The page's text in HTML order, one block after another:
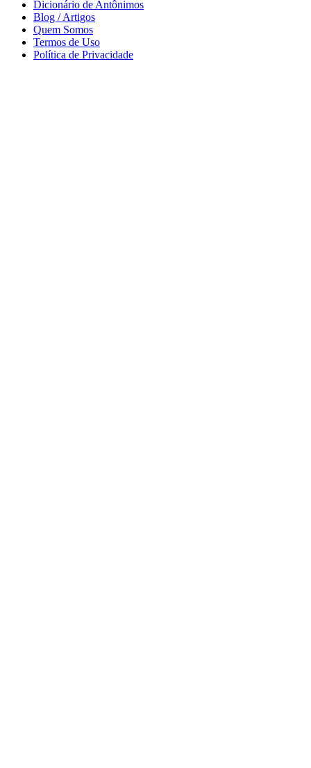
Dicionário de Antônimos
Blog / Artigos
Quem Somos
Termos de Uso
Política de Privacidade